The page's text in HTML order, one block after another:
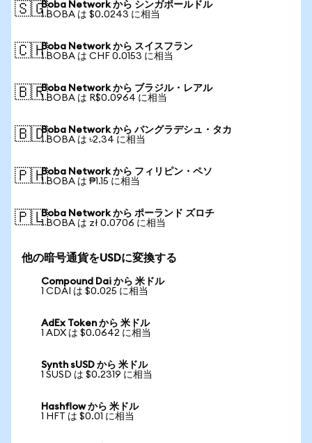
🇸🇬Boba Network から シンガポールドル
1 BOBA は $0.0243 に相当
🇨🇭Boba Network から スイスフラン
1 BOBA は CHF 0.0153 に相当
🇧🇷Boba Network から ブラジル・レアル
1 BOBA は R$0.0964 に相当
🇧🇩Boba Network から バングラデシュ・タカ
1 BOBA は ৳2.34 に相当
🇵🇭Boba Network から フィリピン・ペソ
1 BOBA は ₱1.15 に相当
🇵🇱Boba Network から ポーランド ズロチ
1 BOBA は zł 0.0706 に相当
他の暗号通貨をUSDに変換する
Compound Dai から 米ドル
1 CDAI は $0.025 に相当
AdEx Token から 米ドル
1 ADX は $0.0642 に相当
Synth sUSD から 米ドル
1 SUSD は $0.2319 に相当
Hashflow から 米ドル
1 HFT は $0.01 に相当